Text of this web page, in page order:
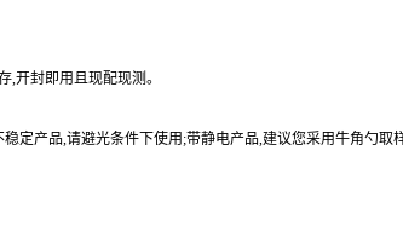
开封即用且现配现测。
定产品,请避光条件下使用;带静电产品,建议您采用牛角勺